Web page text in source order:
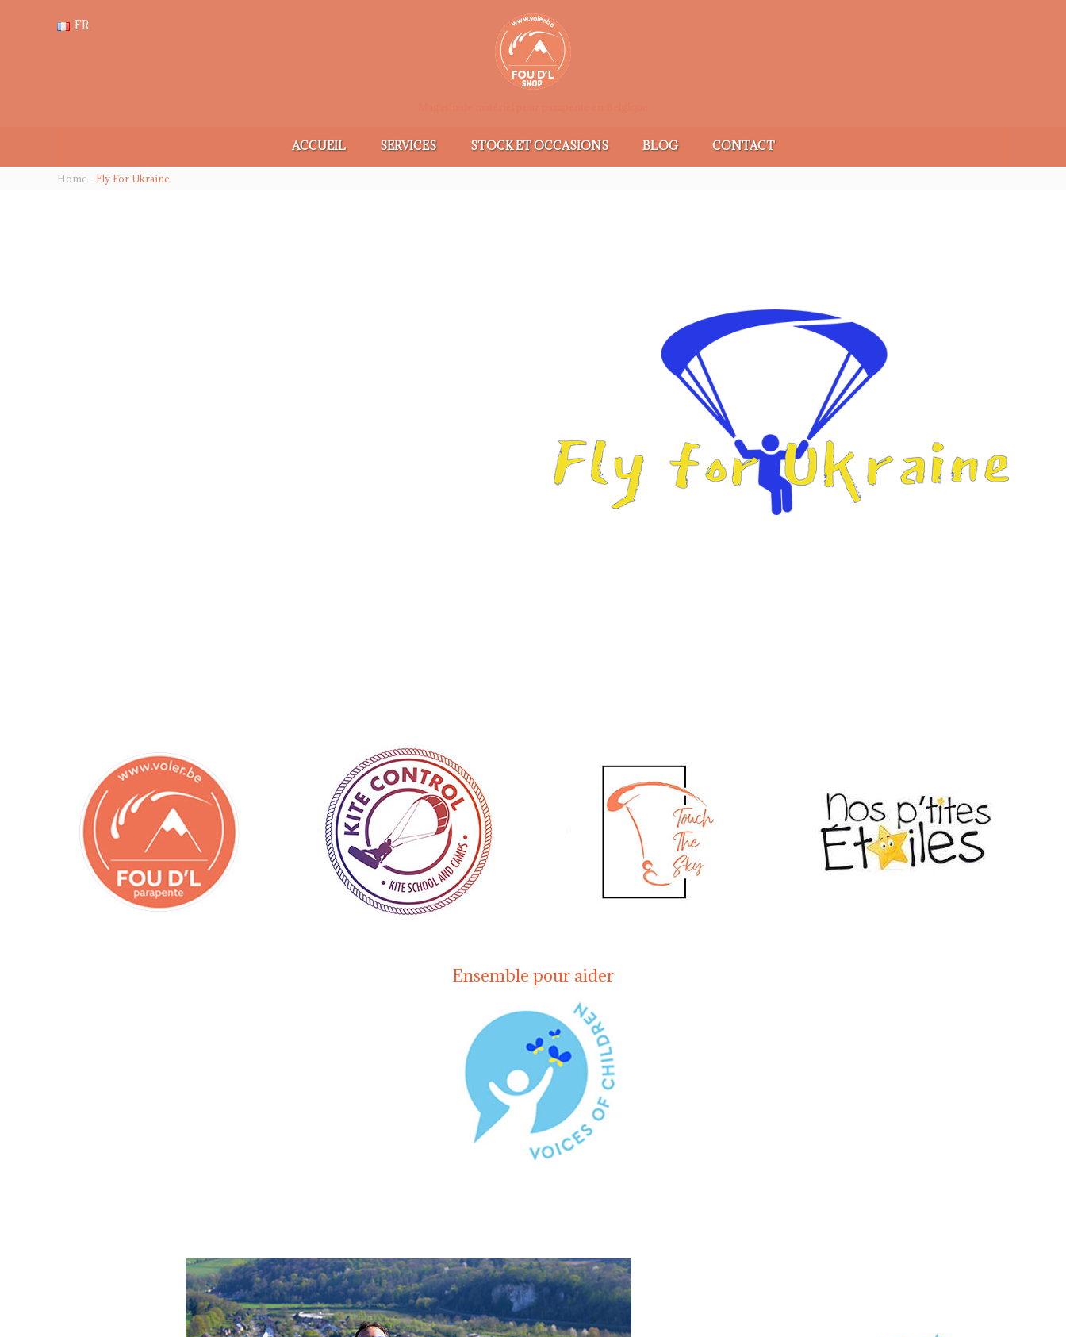
FR
ACCUEIL SERVICES STOCK ET OCCASIONS BLOG CONTACT
Home - Fly For Ukraine
Ensemble pour aider